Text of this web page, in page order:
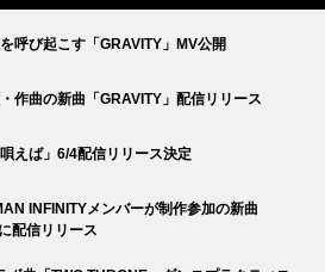
呼び起こす「GRAVITY」MV公開
作曲の新曲「GRAVITY」配信リリース
えば」6/4配信リリース決定
INFINITYメンバーが制作参加の新曲
配信リリース